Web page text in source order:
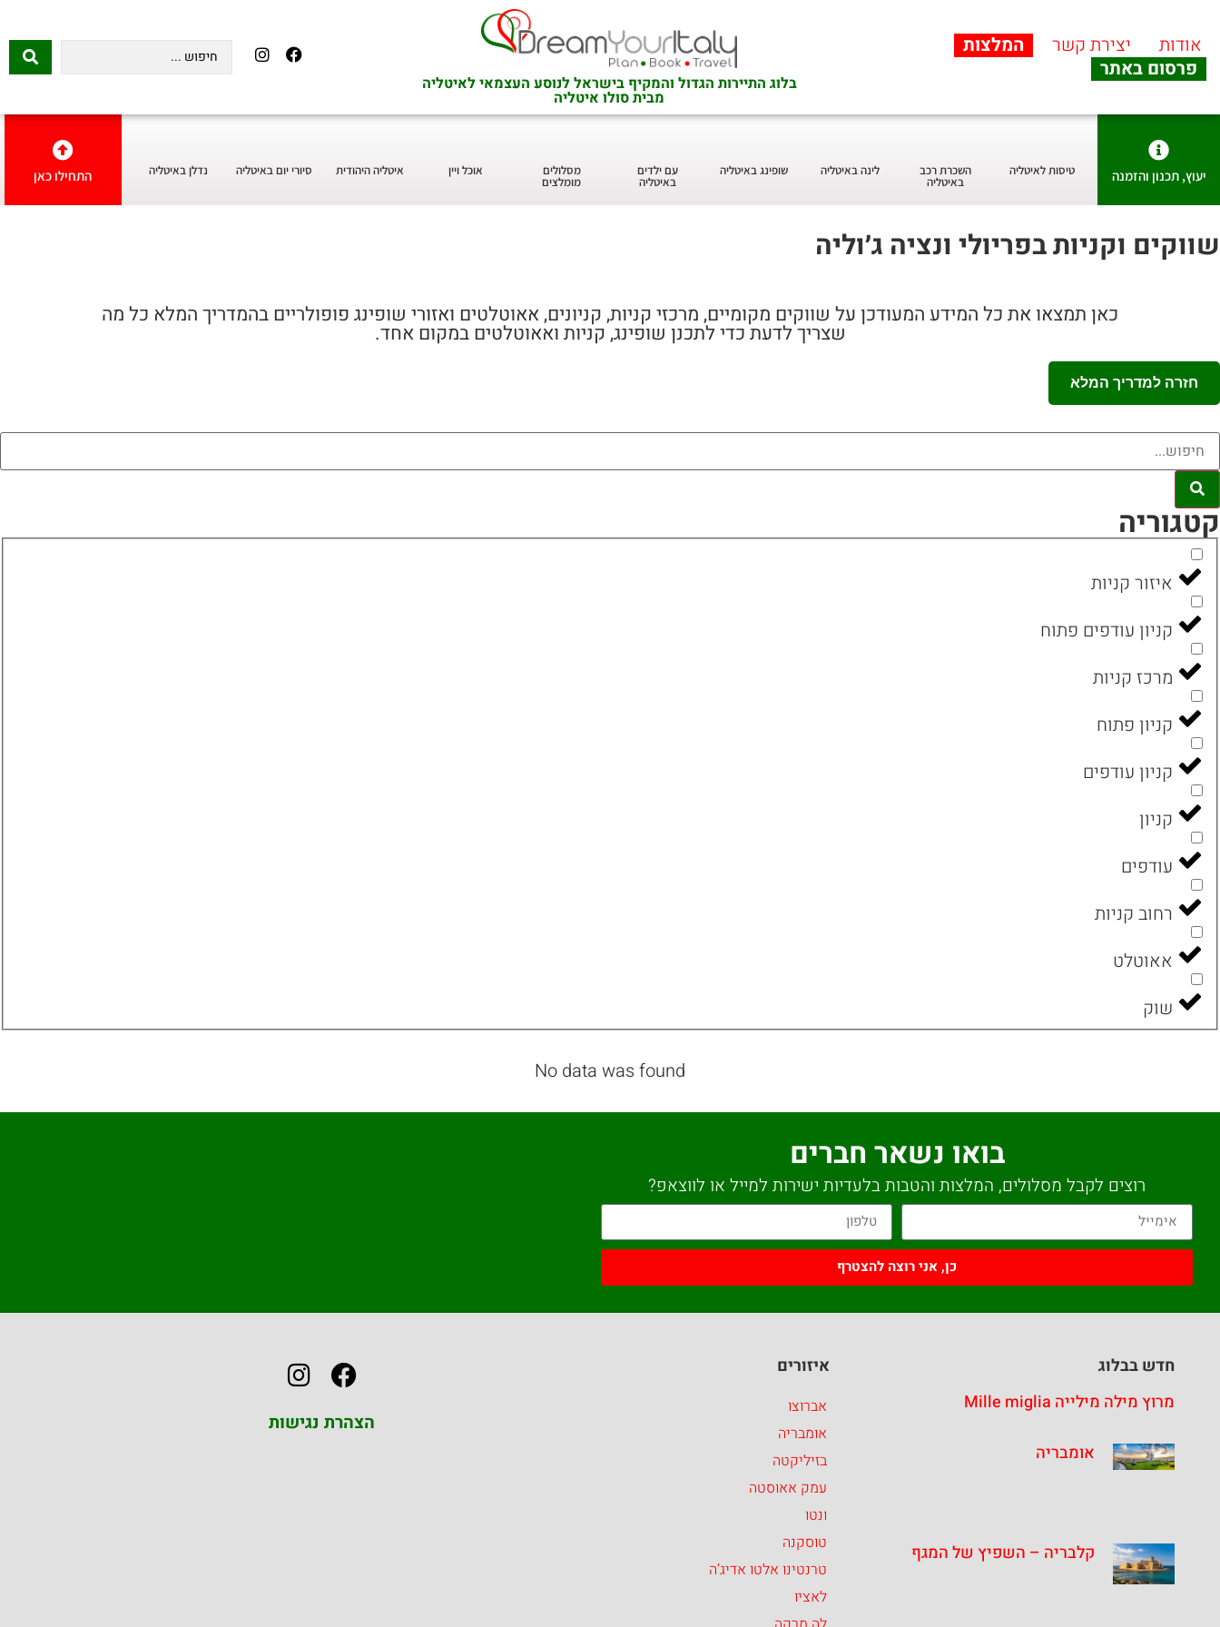
אודות יצירת קשר
המלצות
פרסום באתר
בלוג התיירות הגדול והמקיף בישראל לנוסע העצמאי לאיטליה
מבית סולו איטליה
יעוץ, תכנון והזמנה טיסות לאיטליה השכרת רכב
באיטליה
לינה באיטליה שופינג באיטליה עם ילדים
באיטליה
מסלולים
מומלצים
אוכל ויין איטליה היהודית סיורי יום באיטליה נדלן באיטליה התחילו כאן
שווקים וקניות בפריולי ונציה ג׳וליה
כאן תמצאו את כל המידע המעודכן על שווקים מקומיים, מרכזי קניות, קניונים, אאוטלטים ואזורי שופינג פופולריים בהמדריך המלא כל מה
שצריך לדעת כדי לתכנן שופינג, קניות ואאוטלטים במקום אחד.
חזרה למדריך המלא
קטגוריה
איזור קניות
קניון עודפים פתוח
מרכז קניות
קניון פתוח
קניון עודפים
קניון
עודפים
רחוב קניות
אאוטלט
שוק
No data was found
בואו נשאר חברים
רוצים לקבל מסלולים, המלצות והטבות בלעדיות ישירות למייל או לווצאפ?
כן, אני רוצה להצטרף
חדש בבלוג
מרוץ מילה מילייה Mille miglia
אומבריה
קלבריה – השפיץ של המגף
איזורים
אברוצו
אומבריה
בזיליקטה
עמק אאוסטה
ונטו
טוסקנה
טרנטינו אלטו אדיג’ה
לאציו
הצהרת נגישות